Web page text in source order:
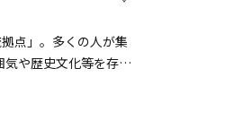
点」。多くの人が集
や歴史文化等を存分